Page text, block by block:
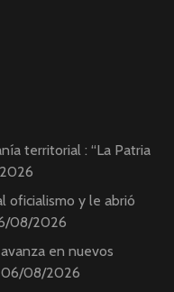
territorial : “La Patria
oficialismo y le abrió
08/2026
en nuevos
06/08/2026